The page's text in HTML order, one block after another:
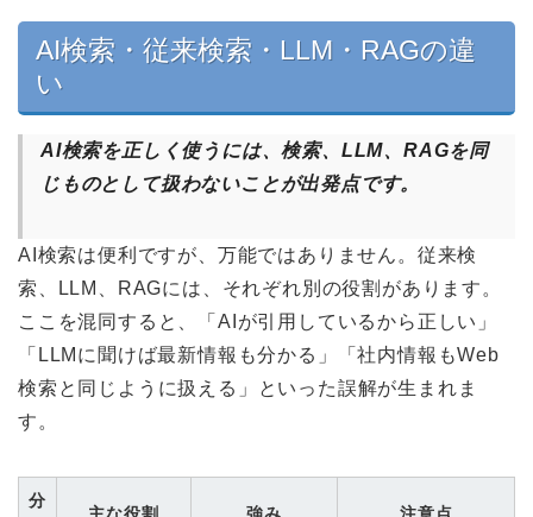
AI検索・従来検索・LLM・RAGの違
い
AI検索を正しく使うには、検索、LLM、RAGを同
じものとして扱わないことが出発点です。
AI検索は便利ですが、万能ではありません。従来検
索、LLM、RAGには、それぞれ別の役割があります。
ここを混同すると、「AIが引用しているから正しい」
「LLMに聞けば最新情報も分かる」「社内情報もWeb
検索と同じように扱える」といった誤解が生まれま
す。
分
主な役割 強み 注意点